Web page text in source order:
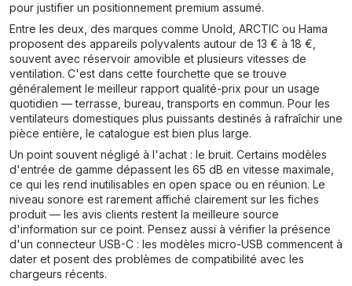
pour justifier un positionnement premium assumé.
Entre les deux, des marques comme Unold, ARCTIC ou Hama
proposent des appareils polyvalents autour de 13 € à 18 €,
souvent avec réservoir amovible et plusieurs vitesses de
ventilation. C'est dans cette fourchette que se trouve
généralement le meilleur rapport qualité-prix pour un usage
quotidien — terrasse, bureau, transports en commun. Pour les
ventilateurs domestiques plus puissants destinés à rafraîchir une
pièce entière, le catalogue est bien plus large.
Un point souvent négligé à l'achat : le bruit. Certains modèles
d'entrée de gamme dépassent les 65 dB en vitesse maximale,
ce qui les rend inutilisables en open space ou en réunion. Le
niveau sonore est rarement affiché clairement sur les fiches
produit — les avis clients restent la meilleure source
d'information sur ce point. Pensez aussi à vérifier la présence
d'un connecteur USB-C : les modèles micro-USB commencent à
dater et posent des problèmes de compatibilité avec les
chargeurs récents.